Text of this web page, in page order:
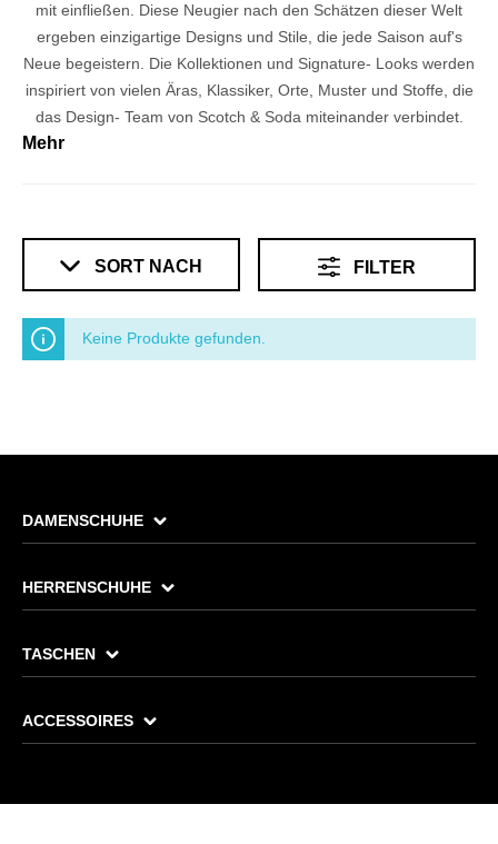
mit einfließen. Diese Neugier nach den Schätzen dieser Welt
ergeben einzigartige Designs und Stile, die jede Saison auf's
Neue begeistern. Die Kollektionen und Signature- Looks werden
inspiriert von vielen Äras, Klassiker, Orte, Muster und Stoffe, die
das Design- Team von Scotch & Soda miteinander verbindet.
Mehr
SORT NACH FILTER
Keine Produkte gefunden.
DAMENSCHUHE
HERRENSCHUHE
TASCHEN
ACCESSOIRES